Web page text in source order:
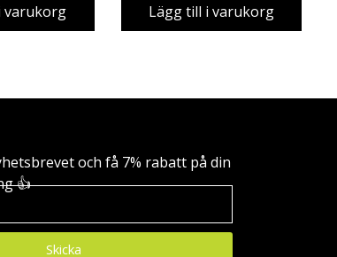
varukorg Lägg till i varukorg
och få 7% rabatt på din
👍
Skicka